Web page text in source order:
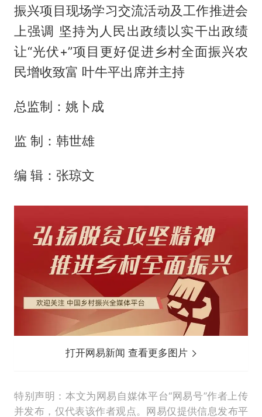
振兴项目现场学习交流活动及工作推进会
上强调 坚持为人民出政绩以实干出政绩
让“光伏+”项目更好促进乡村全面振兴农
民增收致富 叶牛平出席并主持
总监制：姚卜成
监 制：韩世雄
编 辑：张琼文
打开网易新闻 查看更多图片
特别声明：本文为网易自媒体平台“网易号”作者上传
并发布，仅代表该作者观点。网易仅提供信息发布平